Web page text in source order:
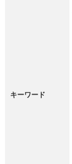
キーワード